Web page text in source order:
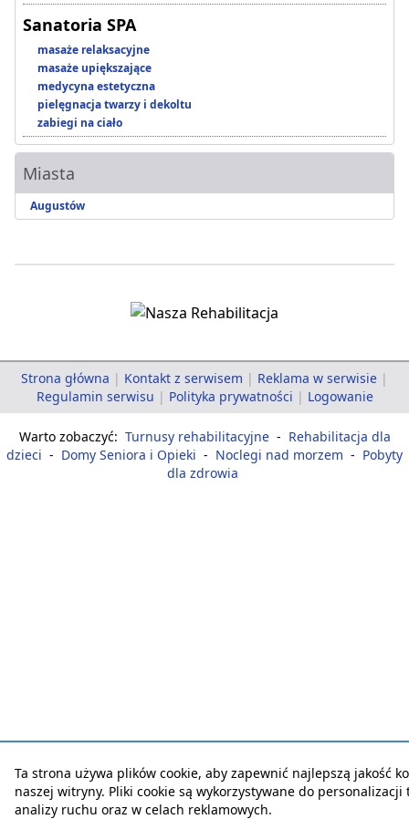
Sanatoria SPA
masaże relaksacyjne
masaże upiększające
medycyna estetyczna
pielęgnacja twarzy i dekoltu
zabiegi na ciało
Miasta
Augustów
Strona główna | Kontakt z serwisem | Reklama w serwisie |
Regulamin serwisu | Polityka prywatności | Logowanie
Warto zobaczyć: Turnusy rehabilitacyjne - Rehabilitacja dla
dzieci - Domy Seniora i Opieki - Noclegi nad morzem - Pobyty
dla zdrowia
Ta strona używa plików cookie, aby zapewnić najlepszą jakość
naszej witryny. Pliki cookie są wykorzystywane do personalizacji
analizy ruchu oraz w celach reklamowych.